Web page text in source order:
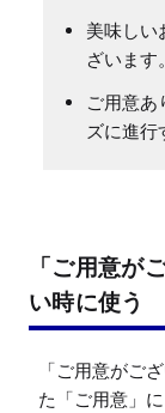
美味しい
ざいます。
ご用意あ
ズに進行
「ご用意が
い時に使う
「ご用意がご
た「ご用意」